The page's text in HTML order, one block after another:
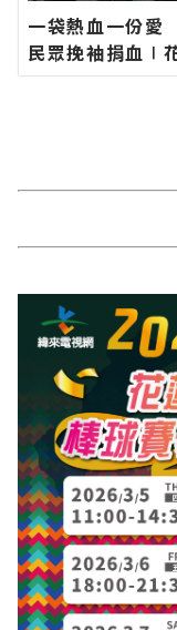
一袋熱血一份
民眾挽袖捐血∣
站各類新聞－最